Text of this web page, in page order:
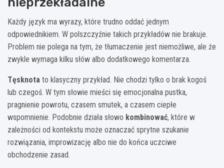
Każdy język ma wyrazy, które trudno oddać jednym
odpowiednikiem. W polszczyźnie takich przykładów nie brakuje.
Problem nie polega na tym, że tłumaczenie jest niemożliwe, ale że
zwykle wymaga kilku słów albo dodatkowego komentarza.
Tęsknota to klasyczny przykład. Nie chodzi tylko o brak kogoś
lub czegoś. W tym słowie mieści się emocjonalna pustka,
pragnienie powrotu, czasem smutek, a czasem ciepłe
wspomnienie. Podobnie działa słowo kombinować, które w
zależności od kontekstu może oznaczać sprytne szukanie
rozwiązania, improwizację albo nie do końca uczciwe
obchodzenie zasad.